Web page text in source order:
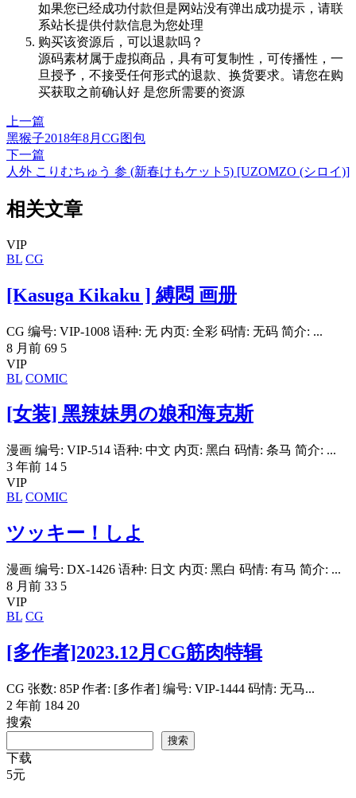
如果您已经成功付款但是网站没有弹出成功提示，请联
系站长提供付款信息为您处理
购买该资源后，可以退款吗？
源码素材属于虚拟商品，具有可复制性，可传播性，一
旦授予，不接受任何形式的退款、换货要求。请您在购
买获取之前确认好 是您所需要的资源
上一篇
黑猴子2018年8月CG图包
下一篇
人外 こりむちゅう 参 (新春けもケット5) [UZOMZO (シロイ)]
相关文章
VIP
BL CG
[Kasuga Kikaku ] 縛悶 画册
CG 编号: VIP-1008 语种: 无 内页: 全彩 码情: 无码 简介: ...
8 月前 69 5
VIP
BL COMIC
[女装] 黑辣妹男の娘和海克斯
漫画 编号: VIP-514 语种: 中文 内页: 黑白 码情: 条马 简介: ...
3 年前 14 5
VIP
BL COMIC
ツッキー！しよ
漫画 编号: DX-1426 语种: 日文 内页: 黑白 码情: 有马 简介: ...
8 月前 33 5
VIP
BL CG
[多作者]2023.12月CG筋肉特辑
CG 张数: 85P 作者: [多作者] 编号: VIP-1444 码情: 无马...
2 年前 184 20
搜索
搜索
下载
5元